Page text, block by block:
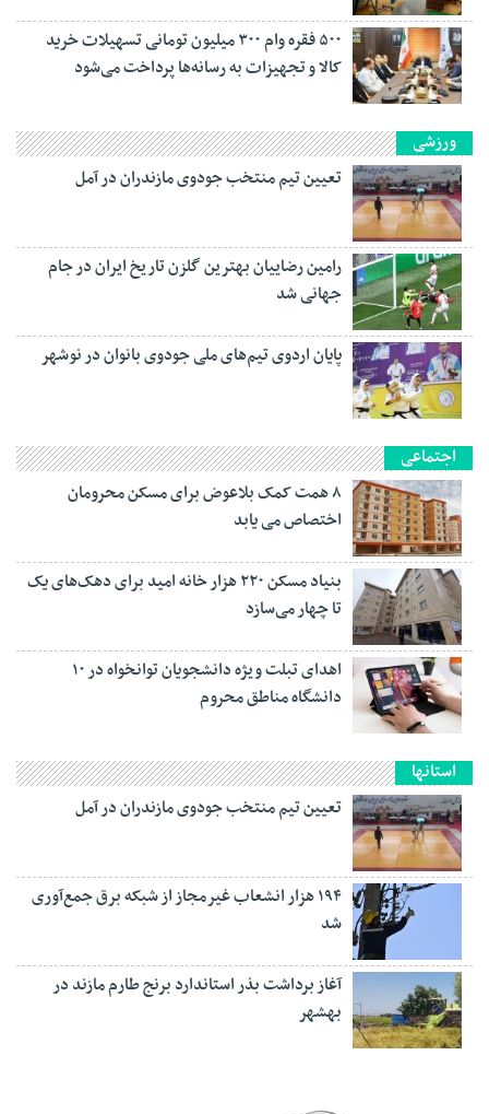
۵۰۰ فقره وام ۳۰۰ میلیون تومانی تسهیلات خرید
کالا و تجهیزات به رسانه‌ها پرداخت می‌شود
ورزشی
تعیین تیم منتخب جودوی مازندران در آمل
رامین رضاییان بهترین گلزن تاریخ ایران در جام
جهانی شد
پایان اردوی تیم‌های ملی جودوی بانوان در نوشهر
اجتماعی
۸ همت کمک بلاعوض برای مسکن محرومان
اختصاص می یابد
بنیاد مسکن ۲۲۰ هزار خانه امید برای دهک‌های یک
تا چهار می‌سازد
اهدای تبلت ویژه دانشجویان توانخواه در ۱۰
دانشگاه مناطق محروم
استانها
تعیین تیم منتخب جودوی مازندران در آمل
۱۹۴ هزار انشعاب غیرمجاز از شبکه برق جمع‌آوری
شد
آغاز برداشت بذر استاندارد برنج طارم مازند در
بهشهر